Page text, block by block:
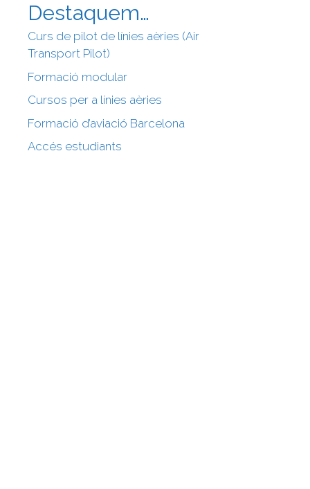
Destaquem…
Curs de pilot de línies aèries (Air
Transport Pilot)
Formació modular
Cursos per a línies aèries
Formació d’aviació Barcelona
Accés estudiants